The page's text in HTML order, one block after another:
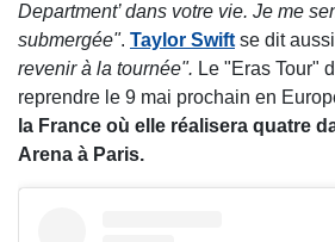
Department’ dans votre vie. Je me
submergée". Taylor Swift se dit aussi
revenir à la tournée". Le "Eras Tour"
reprendre le 9 mai prochain en
la France où elle réalisera quatre
Arena à Paris.